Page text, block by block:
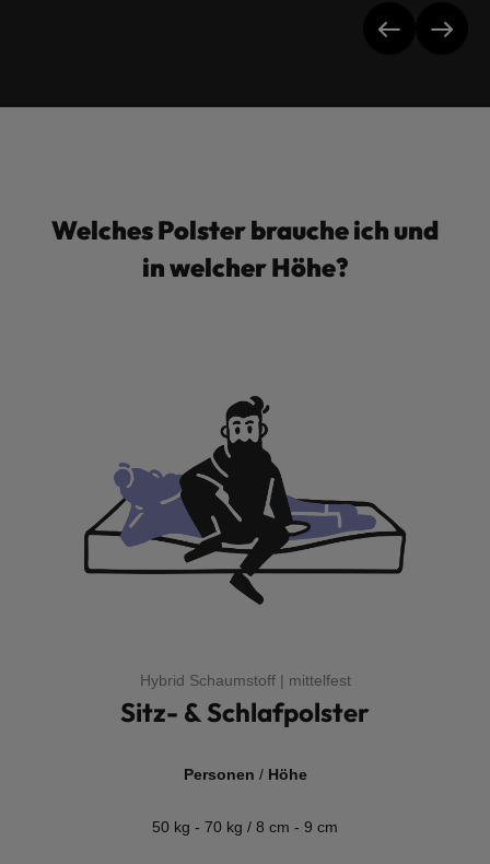
Welches Polster brauche ich und
in welcher Höhe?
Hybrid Schaumstoff | mittelfest
Sitz- & Schlafpolster
Personen / Höhe
50 kg - 70 kg / 8 cm - 9 cm